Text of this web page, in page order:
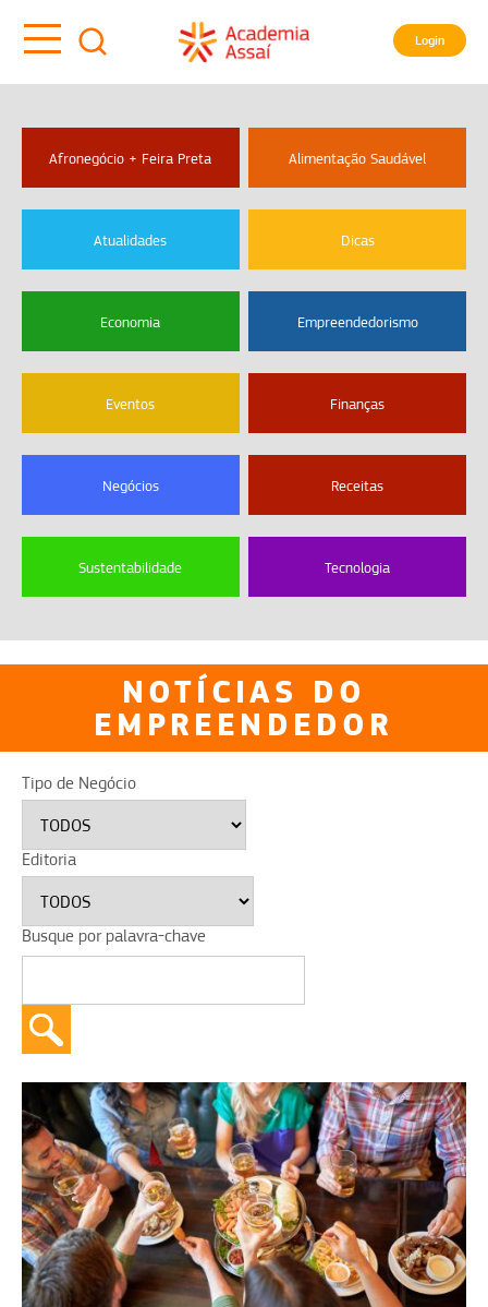
Login
Afronegócio + Feira Preta Alimentação Saudável
Atualidades Dicas
Economia Empreendedorismo
Eventos Finanças
Negócios Receitas
Sustentabilidade Tecnologia
NOTÍCIAS DO
EMPREENDEDOR
Tipo de Negócio
Editoria
Busque por palavra-chave